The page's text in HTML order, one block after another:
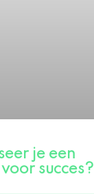
je een
succes?